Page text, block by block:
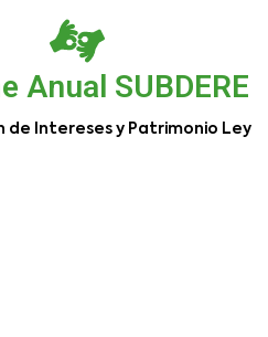
Anual SUBDERE
de Intereses y Patrimonio Ley